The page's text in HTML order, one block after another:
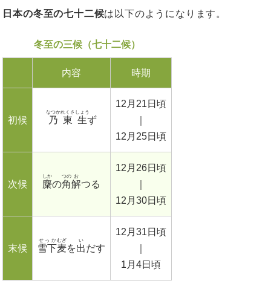
日本の冬至の七十二候は以下のようになります。
冬至の三候（七十二候）
内容 時期
初候 乃東
なつかれくさ
生
しょう
ず
12月21日頃
12月25日頃
次候 麋
しか
の角
つの
解
お
つる
12月26日頃
12月30日頃
末候 雪下
せっか
麦
むぎ
を出
い
だす
12月31日頃
1月4日頃